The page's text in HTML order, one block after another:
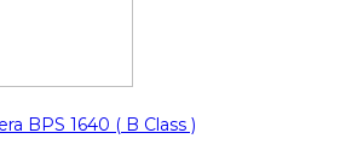
BPS 1640 ( B Class )